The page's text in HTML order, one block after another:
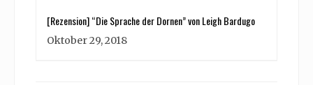
[Rezension] “Die Sprache der Dornen” von Leigh Bardugo
Oktober 29, 2018